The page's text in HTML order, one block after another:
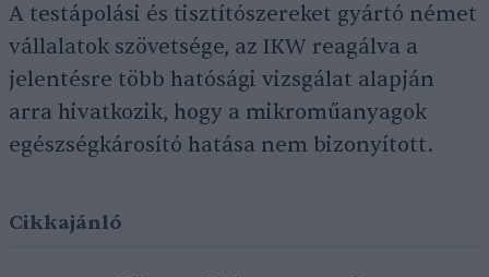
A testápolási és tisztítószereket gyártó német
vállalatok szövetsége, az IKW reagálva a
jelentésre több hatósági vizsgálat alapján
arra hivatkozik, hogy a mikroműanyagok
egészségkárosító hatása nem bizonyított.
Cikkajánló